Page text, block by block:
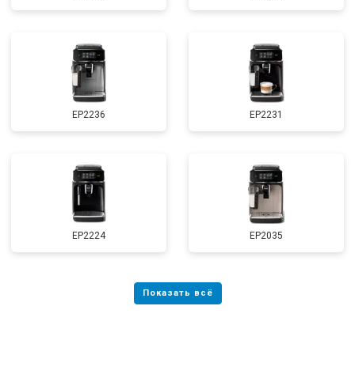
EP2236 EP2231
EP2224 EP2035